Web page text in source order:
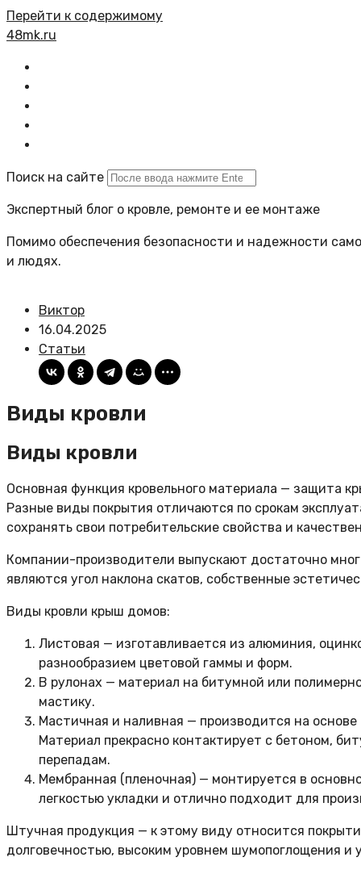
Перейти к содержимому
48mk.ru
Поиск на сайте
Экспертный блог о кровле, ремонте и ее монтаже
Помимо обеспечения безопасности и надежности
и людях.
Виктор
16.04.2025
Статьи
Виды кровли
Виды кровли
Основная функция кровельного материала — защита
Разные виды покрытия отличаются по срокам
сохранять свои потребительские свойства и
Компании-производители выпускают достаточно
являются угол наклона скатов, собственные
Виды кровли крыш домов:
Листовая — изготавливается из алюминия,
разнообразием цветовой гаммы и форм.
В рулонах — материал на битумной или
мастику.
Мастичная и наливная — производится на
Материал прекрасно контактирует с бетоном,
перепадам.
Мембранная (пленочная) — монтируется в
легкостью укладки и отлично подходит для
Штучная продукция — к этому виду относится
долговечностью, высоким уровнем шумопоглощения и